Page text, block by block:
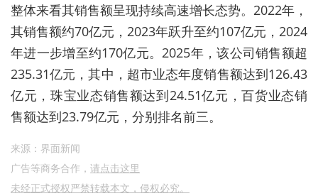
整体来看其销售额呈现持续高速增长态势。2022年，
其销售额约70亿元，2023年跃升至约107亿元，2024
年进一步增至约170亿元。2025年，该公司销售额超
235.31亿元 ，其中，超市业态年度销售额达到126.43
亿元，珠宝业态销售额达到24.51亿元，百货业态销
售额达到23.79亿元，分别排名前三。
来源：界面新闻
广告等商务合作， 请点击这里
未经正式授权严禁转载本文，侵权必究。